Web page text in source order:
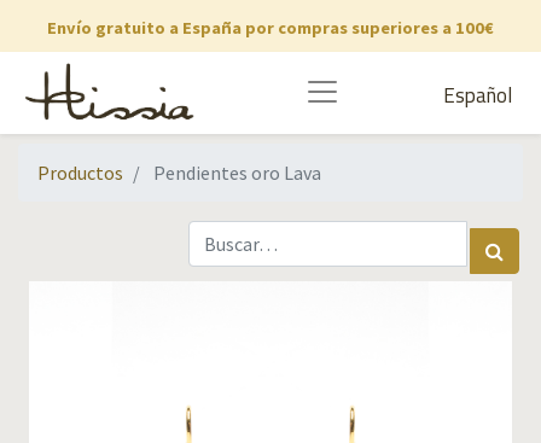
Envío gratuito a España por compras superiores a 100€
Español
Productos Pendientes oro Lava